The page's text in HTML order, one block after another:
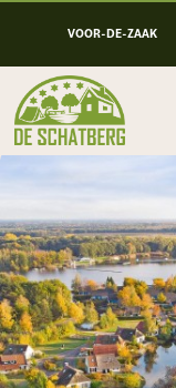
VOOR-DE-ZAAK